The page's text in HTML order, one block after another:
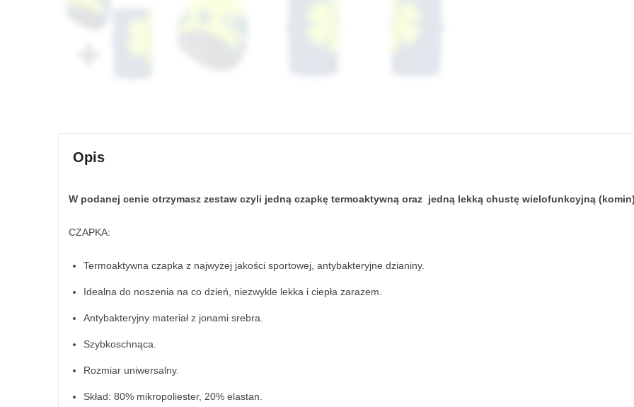
Opis
W podanej cenie otrzymasz zestaw czyli jedną czapkę termoaktywną oraz jedną lekką chustę wielofunkcyjną
CZAPKA:
Termoaktywna czapka z najwyżej jakości sportowej, antybakteryjne dzianiny.
Idealna do noszenia na co dzień, niezwykle lekka i ciepła zarazem.
Antybakteryjny materiał z jonami srebra.
Szybkoschnąca.
Rozmiar uniwersalny.
Skład: 80% mikropoliester, 20% elastan.